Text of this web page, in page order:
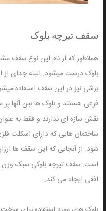
سقف تیرچه بلوک
همانطور که از نام این نوع سقف
بلوک درست میشود. البته جدای از
برشی نیز در این سقف استفاده
فرعی هستند و بلوک ها بین آنها
نقش سازه ای ندارند و فقط به
ساختمان هایی که دارای اسکلت
شود. از آنجایی که این سقف ها
است. سقف تیرچه بلوکی سبک وزن
افقی ایجاد می کند.